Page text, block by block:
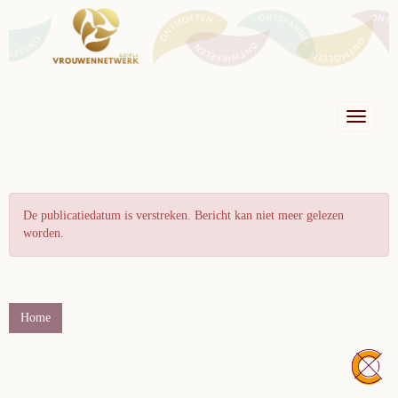
Toggle
De publicatiedatum is verstreken. Bericht kan niet meer gelezen
worden.
Home